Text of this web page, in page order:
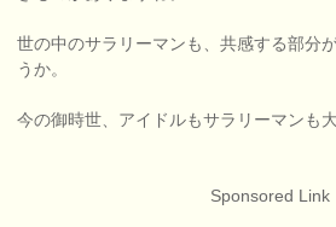
世の中のサラリーマンも、共感する部分
うか。
今の御時世、アイドルもサラリーマンも
Sponsored Link